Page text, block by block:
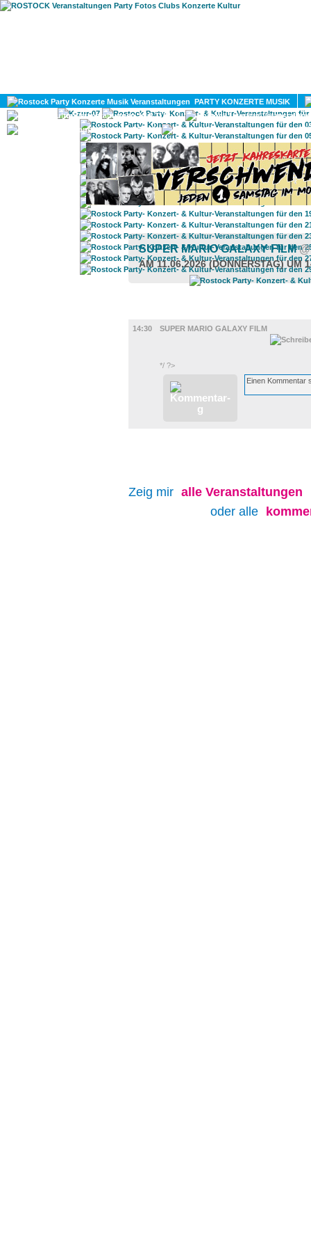
PARTY KONZERTE MUSIK
KULTUR
GAY
SUPER MARIO GALAXY FILM
AM 11.06.2026 (DONNERSTAG) UM
14:30
SUPER MARIO GALAXY FILM
*/ ?>
Zeig mir alle Veranstaltungen
oder alle